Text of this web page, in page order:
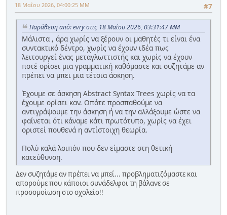
#7
18 Μαΐου 2026, 04:00:25 ΜΜ
Παράθεση από: evry στις 18 Μαΐου 2026, 03:31:47 ΜΜ
Μάλιστα , άρα χωρίς να ξέρουν οι μαθητές τι είναι ένα
συντακτικό δέντρο, χωρίς να έχουν ιδέα πως
λειτουργεί ένας μεταγλωττιστής και χωρίς να έχουν
ποτέ ορίσει μια γραμματική καθόμαστε και συζητάμε αν
πρέπει να μπει μια τέτοια άσκηση.
Έχουμε σε άσκηση Abstract Syntax Trees χωρίς να τα
έχουμε ορίσει καν. Οπότε προσπαθούμε να
αντιγράψουμε την άσκηση ή να την αλλάξουμε ώστε να
φαίνεται ότι κάναμε κάτι πρωτότυπο, χωρίς να έχει
οριστεί πουθενά η αντίστοιχη θεωρία.
Πολύ καλά λοιπόν που δεν είμαστε στη θετική
κατεύθυνση.
Δεν συζητάμε αν πρέπει να μπεί... προβληματιζόμαστε και
απορούμε που κάποιοι συνάδελφοι τη βάλανε σε
προσομοίωση στο σχολείο!!